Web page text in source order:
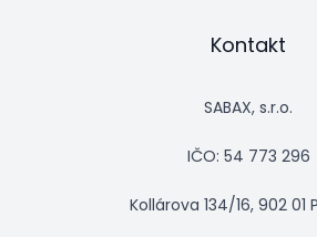
Kontakt
SABAX, s.r.o.
IČO: 54 773 296
Kollárova 134/16, 902 01